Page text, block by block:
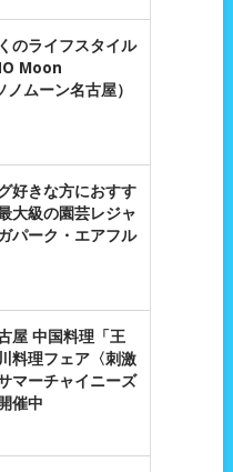
のライフスタイル
Moon
ムーン名古屋）
好きな方におすす
大級の園芸レジャ
パーク・エアフル
屋 中国料理「王
料理フェア〈刺激
マーチャイニーズ
催中